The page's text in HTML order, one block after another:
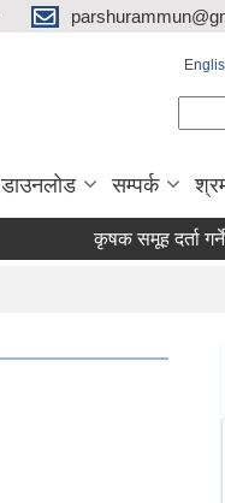
डाउनलोड सम्पर्क
कृषक समूह दर्ता गर्ने